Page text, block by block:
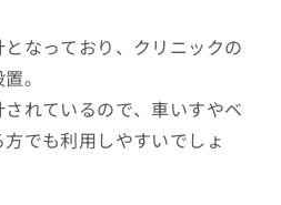
なっており、クリニックの
。
れているので、車いすやベ
でも利用しやすいでしょ